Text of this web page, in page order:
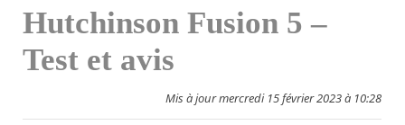
Hutchinson Fusion 5 –
Test et avis
Mis à jour mercredi 15 février 2023 à 10:28